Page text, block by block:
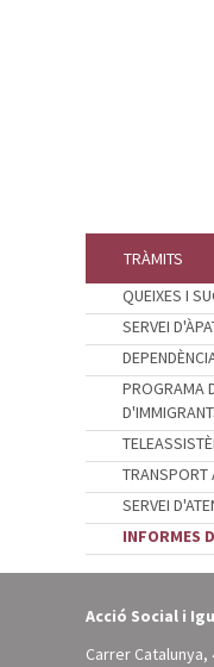
TRÀMITS
QUEIXES I
SERVEI
PROGRAMA
TRANSPORT
SERVEI
INFORMES
Acció Social i
Carrer Catalunya,